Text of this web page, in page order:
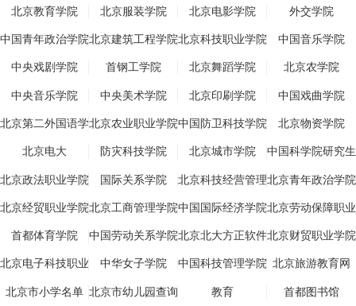
北京教育学院 北京服装学院 北京电影学院 外交学院
中国青年政治学院北京建筑工程学院北京科技职业学院 中国音乐学院
中央戏剧学院 首钢工学院 北京舞蹈学院 北京农学院
中央音乐学院 中央美术学院 北京印刷学院 中国戏曲学院
北京第二外国语学
院
北京农业职业学院中国防卫科技学院 北京物资学院
北京电大 防灾科技学院 北京城市学院 中国科学院研究生
院
北京政法职业学院 国际关系学院 北京科技经营管理
学院
北京青年政治学院
北京经贸职业学院北京工商管理学院中国国际经济学院北京劳动保障职业
学院
首都体育学院 中国劳动关系学院北京北大方正软件
技术学院
北京财贸职业学院
北京电子科技职业
学院
中华女子学院 中国科技管理学院 北京旅游教育网
北京市小学名单 北京市幼儿园查询 教育 首都图书馆